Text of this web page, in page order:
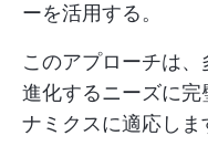
ーを活用する。
このアプローチは
進化するニーズに完
ナミクスに適応しま